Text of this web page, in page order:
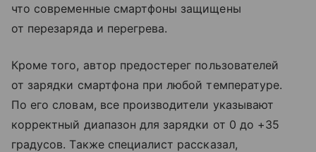
что современные смартфоны защищены
от перезаряда и перегрева.
Кроме того, автор предостерег пользователей
от зарядки смартфона при любой температуре.
По его словам, все производители указывают
корректный диапазон для зарядки от 0 до +35
градусов. Также специалист рассказал,